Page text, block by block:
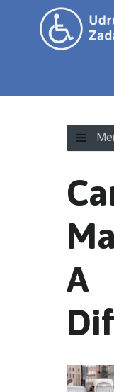
A